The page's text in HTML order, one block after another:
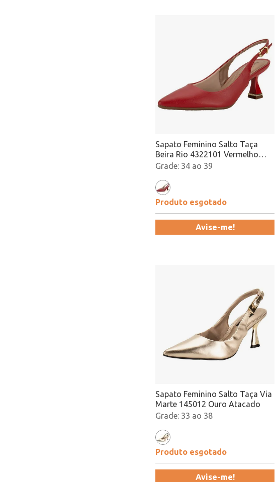
Sapato Feminino Salto Taça
Beira Rio 4322101 Vermelho
Atacado34 ao 39
Produto esgotado
Avise-me!
Sapato Feminino Salto Taça Via
Marte 145012 Ouro Atacado
33 ao 38
Produto esgotado
Avise-me!